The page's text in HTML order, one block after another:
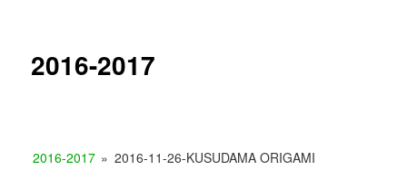
2016-2017
2016-2017 » 2016-11-26-KUSUDAMA ORIGAMI